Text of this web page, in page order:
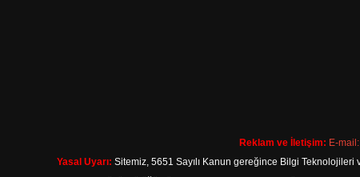
Reklam ve İletişim: E-mail:
Yasal Uyarı: Sitemiz, 5651 Sayılı Kanun gereğince Bilgi